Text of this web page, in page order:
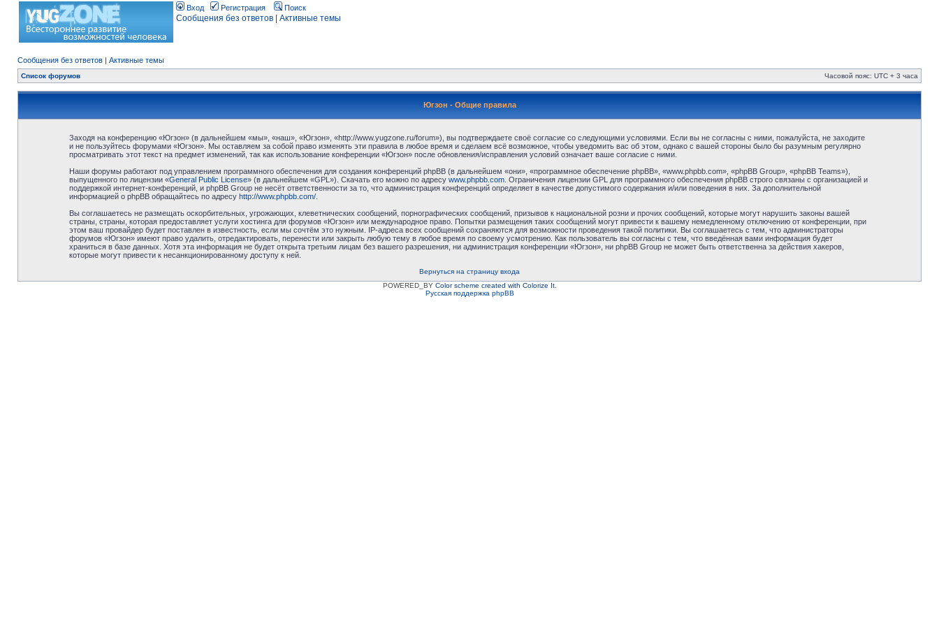
Вход Регистрация Поиск
Сообщения без ответов Активные темы
Сообщения без ответов | Активные темы
Список форумов Часовой пояс: UTC + 3 часа
Югзон - Общие правила
Заходя на конференцию «Югзон» (в дальнейшем «мы», «наш», «Югзон», «http://www.yugzone.ru/forum»), вы подтверждаете своё согласие со следующими условиями. Если вы не согласны с ними, пожалуйста, не заходите
и не пользуйтесь форумами «Югзон». Мы оставляем за собой право изменять эти правила в любое время и сделаем всё возможное, чтобы уведомить вас об этом, однако с вашей стороны было бы разумным регулярно
просматривать этот текст на предмет изменений, так как использование конференции «Югзон» после обновления/исправления условий означает ваше согласие с ними.
Наши форумы работают под управлением программного обеспечения для создания конференций phpBB (в дальнейшем «они», «программное обеспечение phpBB», «www.phpbb.com», «phpBB Group», «phpBB Teams»),
выпущенного по лицензии «General Public License» (в дальнейшем «GPL»). Скачать его можно по адресу www.phpbb.com. Ограничения лицензии GPL для программного обеспечения phpBB строго связаны с организацией и
поддержкой интернет-конференций, и phpBB Group не несёт ответственности за то, что администрация конференций определяет в качестве допустимого содержания и/или поведения в них. За дополнительной
информацией о phpBB обращайтесь по адресу http://www.phpbb.com/.
Вы соглашаетесь не размещать оскорбительных, угрожающих, клеветнических сообщений, порнографических сообщений, призывов к национальной розни и прочих сообщений, которые могут нарушить законы вашей
страны, страны, которая предоставляет услуги хостинга для форумов «Югзон» или международное право. Попытки размещения таких сообщений могут привести к вашему немедленному отключению от конференции, при
этом ваш провайдер будет поставлен в известность, если мы сочтём это нужным. IP-адреса всех сообщений сохраняются для возможности проведения такой политики. Вы соглашаетесь с тем, что администраторы
форумов «Югзон» имеют право удалить, отредактировать, перенести или закрыть любую тему в любое время по своему усмотрению. Как пользователь вы согласны с тем, что введённая вами информация будет
храниться в базе данных. Хотя эта информация не будет открыта третьим лицам без вашего разрешения, ни администрация конференции «Югзон», ни phpBB Group не может быть ответственна за действия хакеров,
которые могут привести к несанкционированному доступу к ней.
Вернуться на страницу входа
POWERED_BY Color scheme created with Colorize It.
Русская поддержка phpBB